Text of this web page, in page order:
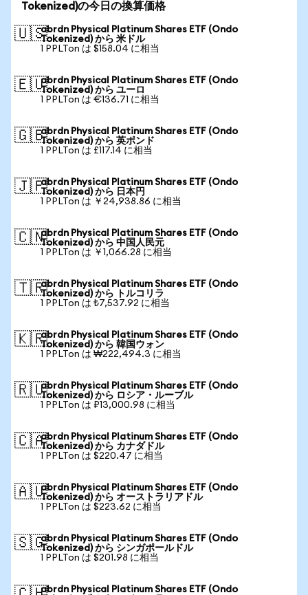
Tokenized)の今日の換算価格
🇺🇸abrdn Physical Platinum Shares ETF (Ondo
Tokenized) から 米ドル
1 PPLTon は $158.04 に相当
🇪🇺abrdn Physical Platinum Shares ETF (Ondo
Tokenized) から ユーロ
1 PPLTon は €136.71 に相当
🇬🇧abrdn Physical Platinum Shares ETF (Ondo
Tokenized) から 英ポンド
1 PPLTon は £117.14 に相当
🇯🇵abrdn Physical Platinum Shares ETF (Ondo
Tokenized) から 日本円
1 PPLTon は ￥24,938.86 に相当
🇨🇳abrdn Physical Platinum Shares ETF (Ondo
Tokenized) から 中国人民元
1 PPLTon は ￥1,066.28 に相当
🇹🇷abrdn Physical Platinum Shares ETF (Ondo
Tokenized) から トルコリラ
1 PPLTon は ₺7,537.92 に相当
🇰🇷abrdn Physical Platinum Shares ETF (Ondo
Tokenized) から 韓国ウォン
1 PPLTon は ₩222,494.3 に相当
🇷🇺abrdn Physical Platinum Shares ETF (Ondo
Tokenized) から ロシア・ルーブル
1 PPLTon は ₽13,000.98 に相当
🇨🇦abrdn Physical Platinum Shares ETF (Ondo
Tokenized) から カナダドル
1 PPLTon は $220.47 に相当
🇦🇺abrdn Physical Platinum Shares ETF (Ondo
Tokenized) から オーストラリアドル
1 PPLTon は $223.62 に相当
🇸🇬abrdn Physical Platinum Shares ETF (Ondo
Tokenized) から シンガポールドル
1 PPLTon は $201.98 に相当
abrdn Physical Platinum Shares ETF (Ondo